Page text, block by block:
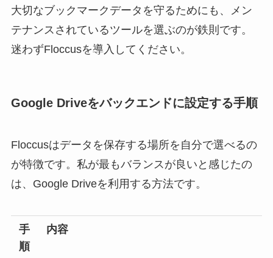
大切なブックマークデータを守るためにも、メン
テナンスされているツールを選ぶのが鉄則です。
迷わずFloccusを導入してください。
Google Driveをバックエンドに設定する手順
Floccusはデータを保存する場所を自分で選べるの
が特徴です。私が最もバランスが良いと感じたの
は、Google Driveを利用する方法です。
手
順
内容